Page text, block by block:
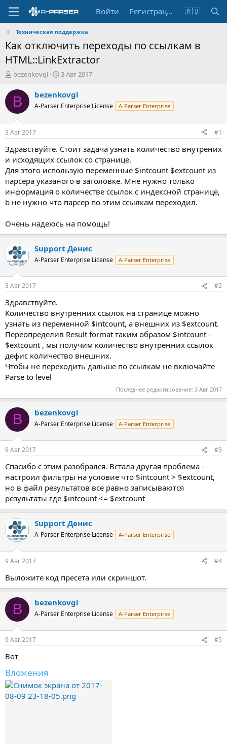
Войти Регистрация 🇷🇺
Техническая поддержка
Как отключить переходы по ссылкам в
HTML::LinkExtractor
А
т
о
т
м
ы
bezenkovgl
Д
т
н
а
л
3 Авг 2017
B bezenkovgl
A-Parser Enterprise License A-Parser Enterprise
3 Авг 2017 #1
Здравствуйте. Стоит задача узнать количество внутрених
и исходящих ссылок со странице.
Для этого использую переменные $intcount $extcount из
парсера указаного в заголовке. Мне нужно только
информация о количестве ссылок с индексной странице,
b не нужно что парсер по этим ссылкам переходил.
Очень надеюсь на помощь!
Support Денис
A-Parser Enterprise License A-Parser Enterprise
3 Авг 2017 #2
Здравствуйте.
Количество внутренних ссылок на странице можно
узнать из переменной $intcount, а внешних из $extcount.
Переопределив Result format таким образом $intcount -
$extcount , мы получим количество внутренних ссылок
дефис количество внешних.
Чтобы не переходить дальше по ссылкам не включайте
Parse to level
Последнее редактирование: 3 Авг 2017
B bezenkovgl
A-Parser Enterprise License A-Parser Enterprise
9 Авг 2017 #3
Спасибо с этим разобрался. Встала другая проблема -
настроил фильтры на условие что $intcount > $extcount,
но в файл результатов все равно записываются
результаты где $intcount <= $extcount
Support Денис
A-Parser Enterprise License A-Parser Enterprise
9 Авг 2017 #4
Выложите код пресета или скриншот.
B bezenkovgl
A-Parser Enterprise License A-Parser Enterprise
9 Авг 2017 #5
Вот
Вложения